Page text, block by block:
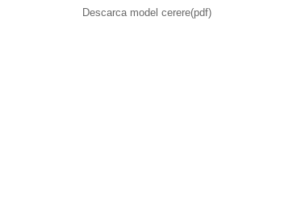
Descarca model cerere(pdf)